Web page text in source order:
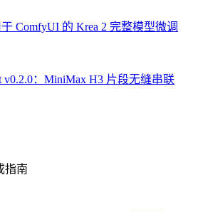
ComfyUI 的 Krea 2 完整模型微调
v0.2.0：MiniMax H3 片段无缝串联
指南